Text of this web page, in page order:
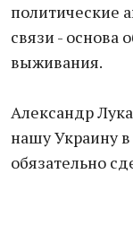
политические
связи - основа
выживания.
Александр
нашу Украину
обязательно